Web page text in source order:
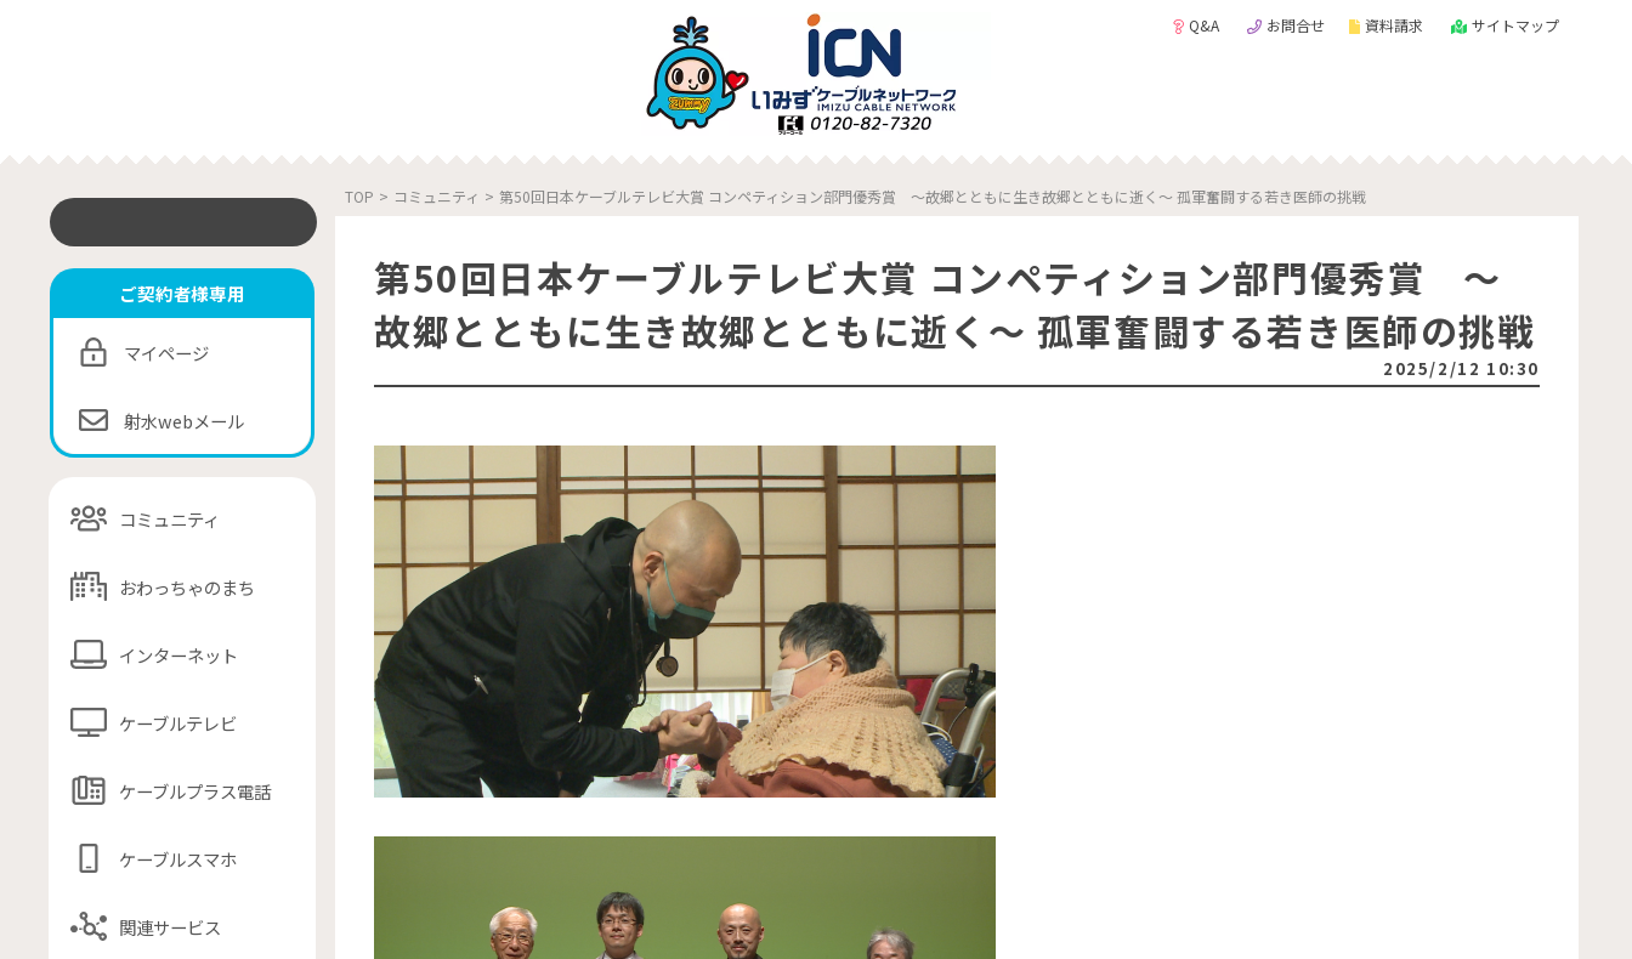
Q&A お問合せ 資料請求 サイトマップ
ご契約者様専用
マイページ
射水webメール
コミュニティ
おわっちゃのまち
インターネット
ケーブルテレビ
ケーブルプラス電話
ケーブルスマホ
関連サービス
TOP > コミュニティ > 第50回日本ケーブルテレビ大賞 コンペティション部門優秀賞 ～故郷とともに生き故郷とともに逝く～ 孤軍奮闘する若き医師の挑戦
第50回日本ケーブルテレビ大賞 コンペティション部門優秀賞 ～
故郷とともに生き故郷とともに逝く～ 孤軍奮闘する若き医師の挑戦
2025/2/12 10:30